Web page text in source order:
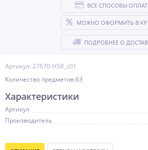
Артикул: 27670-H58_z01
Количество предметов 63
ВСЕ СПОСОБЫ
МОЖНО ОФОРМИТЬ В
ПОДРОБНЕЕ О
Характеристики
Артикул
Производитель